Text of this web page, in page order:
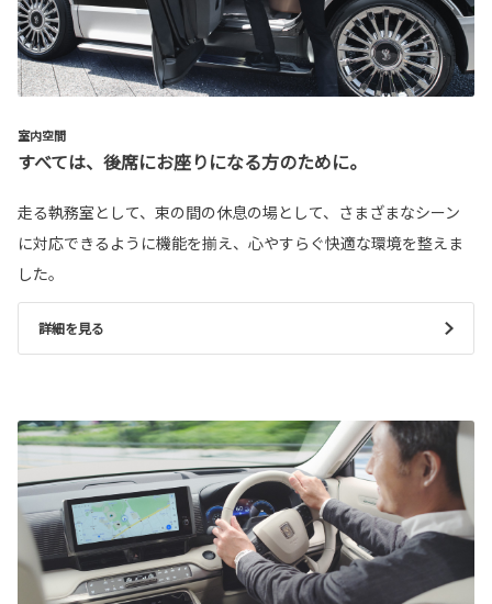
室内空間
すべては、後席にお座りになる方のために。
走る執務室として、束の間の休息の場として、さまざまなシーン
に対応できるように機能を揃え、心やすらぐ快適な環境を整えま
した。
詳細を見る